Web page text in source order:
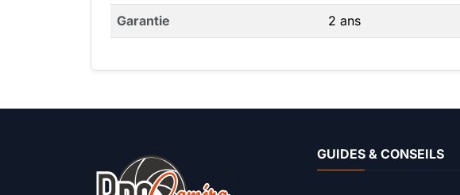
Garantie 2 ans
GUIDES & CONSEILS